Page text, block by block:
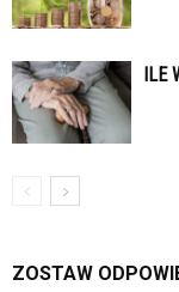
ILE
ZOSTAW